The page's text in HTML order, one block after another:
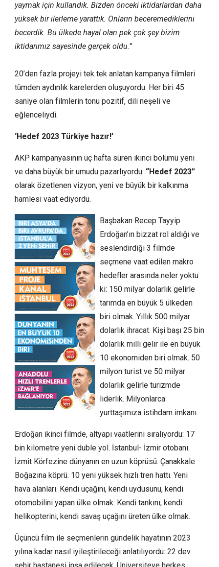
yaymak için kullandık. Bizden önceki iktidarlardan daha
yüksek bir ilerleme yarattık. Onların beceremediklerini
becerdik. Bu ülkede hayal olan pek çok şey bizim
iktidarımız sayesinde gerçek oldu.”
20’den fazla projeyi tek tek anlatan kampanya filmleri
tümden aydınlık karelerden oluşuyordu. Her biri 45
saniye olan filmlerin tonu pozitif, dili neşeli ve
eğlenceliydi.
‘Hedef 2023 Türkiye hazır!’
AKP kampanyasının üç hafta süren ikinci bölümü yeni
ve daha büyük bir umudu pazarlıyordu. “Hedef 2023”
olarak özetlenen vizyon, yeni ve büyük bir kalkınma
hamlesi vaat ediyordu.
Başbakan Recep Tayyip
Erdoğan’ın bizzat rol aldığı ve
seslendirdiği 3 filmde
seçmene vaat edilen makro
hedefler arasında neler yoktu
ki: 150 milyar dolarlık gelirle
tarımda en büyük 5 ülkeden
biri olmak. Yıllık 500 milyar
dolarlık ihracat. Kişi başı 25 bin
dolarlık milli gelir ile en büyük
10 ekonomiden biri olmak. 50
milyon turist ve 50 milyar
dolarlık gelirle turizmde
liderlik. Milyonlarca
yurttaşımıza istihdam imkanı.
Erdoğan ikinci filmde, altyapı vaatlerini sıralıyordu: 17
bin kilometre yeni duble yol. İstanbul- İzmir otobanı.
İzmit Körfezine dünyanın en uzun köprüsü. Çanakkale
Boğazına köprü. 10 yeni yüksek hızlı tren hattı. Yeni
hava alanları. Kendi uçağını, kendi uydusunu, kendi
otomobilini yapan ülke olmak. Kendi tankını, kendi
helikopterini, kendi savaş uçağını üreten ülke olmak.
Üçüncü film ile seçmenlerin gündelik hayatının 2023
yılına kadar nasıl iyileştirileceği anlatılıyordu: 22 dev